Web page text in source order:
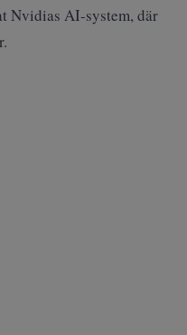
Nvidias AI-system, där